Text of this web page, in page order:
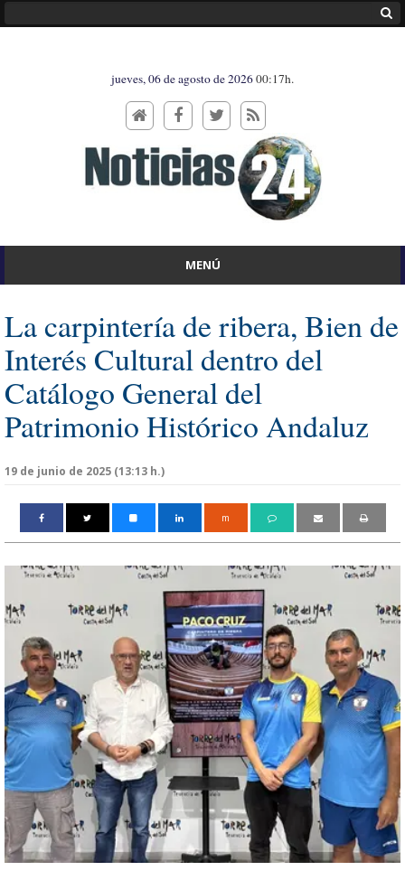
jueves, 06 de agosto de 202600:17h.
MENÚ
La carpintería de ribera, Bien de
Interés Cultural dentro del
Catálogo General del
Patrimonio Histórico Andaluz
19 de junio de 2025 (13:13 h.)
m